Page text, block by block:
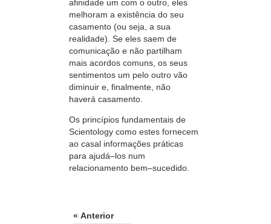
afinidade um com o outro, eles
melhoram a existência do seu
casamento (ou seja, a sua
realidade). Se eles saem de
comunicação e não partilham
mais acordos comuns, os seus
sentimentos um pelo outro vão
diminuir e, finalmente, não
haverá casamento.
Os princípios fundamentais de
Scientology como estes fornecem
ao casal informações práticas
para ajudá–los num
relacionamento bem–sucedido.
« Anterior